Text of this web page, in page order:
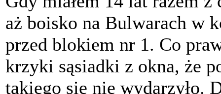
aż boisko na Bulwarach w
przed blokiem nr 1. Co
krzyki sąsiadki z okna, że
takiego się nie wydarzyło.